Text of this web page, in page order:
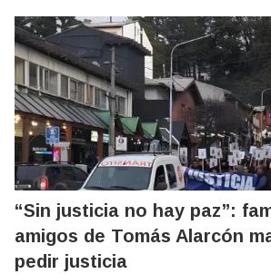
“Sin justicia no hay paz”:
amigos de Tomás Alarcón
pedir justicia